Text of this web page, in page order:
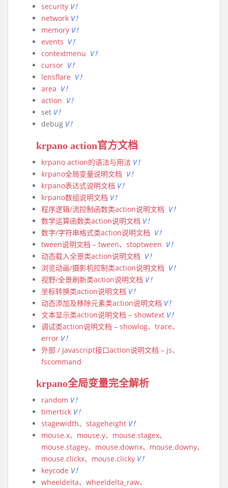
security V！
network V！
memory V！
events V！
contextmenu V！
cursor V！
lensflare V！
area V！
action V！
set V！
debug V！
krpano action官方文档
krpano action的语法与用法 V！
krpano全局变量说明文档 V！
krpano表达式说明文档 V！
krpano数组说明文档 V！
程序逻辑/流控制函数类action说明文档 V！
数学运算函数类action说明文档 V！
数字/字符串格式类action说明文档 V！
tween说明文档 – tween、stoptween V！
动态载入全景类action说明文档 V！
浏览动画/摄影机控制类action说明文档 V！
视野/全景刷新类action说明文档 V！
坐标转换类action说明文档 V！
动态添加及移除元素类action说明文档 V！
文本显示类action说明文档 – showtext V！
调试类action说明文档 – showlog、trace、
error V！
外部 / Javascript接口action说明文档 – js、
fscommand
krpano全局变量完全解析
random V！
timertick V！
stagewidth、stageheight V！
mouse.x、mouse.y、mouse.stagex、
mouse.stagey、mouse.downx、mouse.downy、
mouse.clickx、mouse.clicky V！
keycode V！
wheeldelta、wheeldelta_raw、